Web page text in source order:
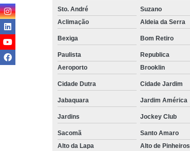
Sto. André Suzano
Aclimação
Aldeia da Serra
Bexiga Bom Retiro
Paulista Republica
Aeroporto
Brooklin
Cidade Dutra Cidade Jardim
Jabaquara Jardim América
Jardins Jockey Club
Sacomã Santo Amaro
Alto da Lapa
Alto de Pinheiros